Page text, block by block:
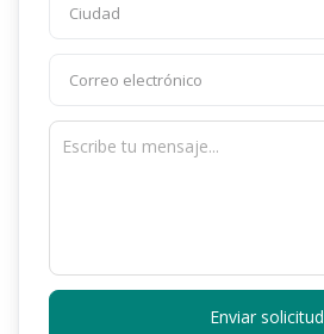
Enviar solicitud